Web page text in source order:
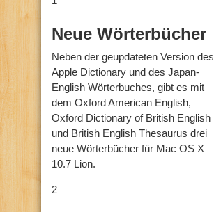
Neue Wörterbücher
Neben der geupdateten Version des
Apple Dictionary und des Japan-
English Wörterbuches, gibt es mit
dem Oxford American English,
Oxford Dictionary of British English
und British English Thesaurus drei
neue Wörterbücher für Mac OS X
10.7 Lion.
2